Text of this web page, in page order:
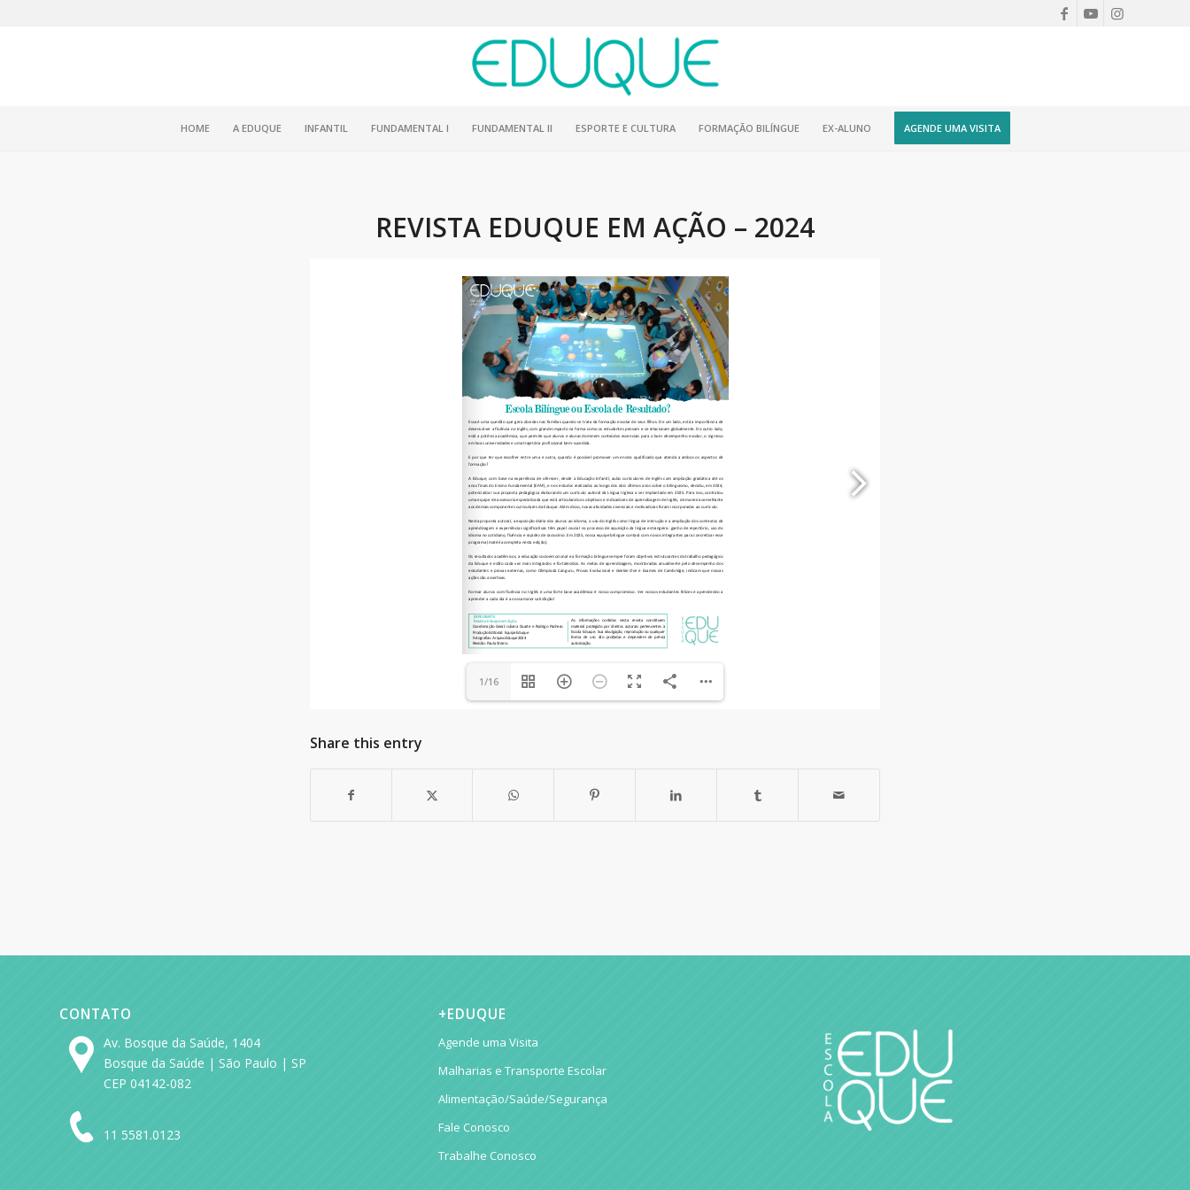
HOME A EDUQUE INFANTIL FUNDAMENTAL I FUNDAMENTAL II ESPORTE E CULTURA FORMAÇÃO BILÍNGUE EX-ALUNO AGENDE UMA VISITA
REVISTA EDUQUE EM AÇÃO – 2024
1/16
Share this entry
CONTATO
Av. Bosque da Saúde, 1404
Bosque da Saúde | São Paulo | SP
CEP 04142-082
11 5581.0123
+EDUQUE
Agende uma Visita
Malharias e Transporte Escolar
Alimentação/Saúde/Segurança
Fale Conosco
Trabalhe Conosco